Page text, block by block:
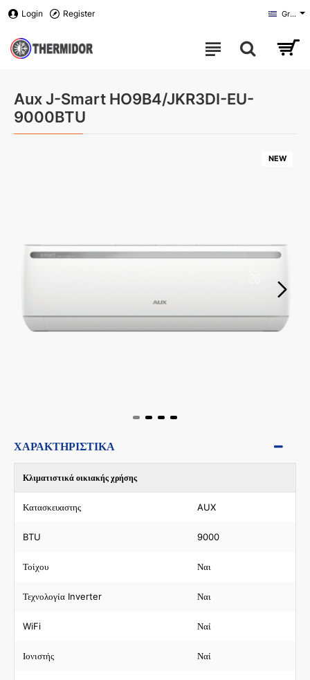
Login Register Greek
Aux J-Smart HO9B4/JKR3DI-EU-
9000BTU
NEW
ΧΑΡΑΚΤΗΡΙΣΤΙΚΆ
Κλιματιστικά οικιακής χρήσης
Κατασκευαστης AUX
BTU 9000
Τοίχου Ναι
Τεχνολογία Inverter Ναι
WiFi Ναί
Ιονιστής Ναί